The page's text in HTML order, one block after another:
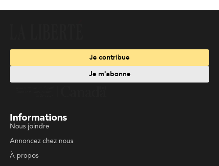
Je contribue
Je m'abonne
Informations
Nous joindre
Annoncez chez nous
À propos